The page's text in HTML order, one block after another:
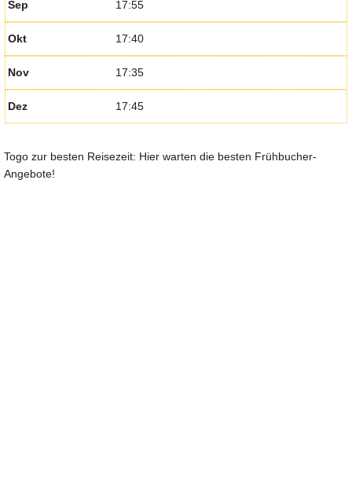
Sep 17:55
Okt 17:40
Nov 17:35
Dez 17:45
Togo zur besten Reisezeit: Hier warten die besten Frühbucher-
Angebote!